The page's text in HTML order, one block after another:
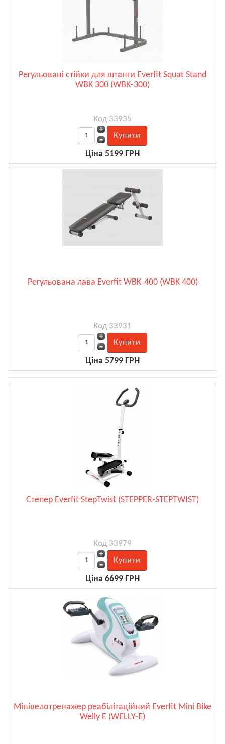
Регульовані стійки для штанги Everfit Squat Stand
WBK 300 (WBK-300)
Код 33935
Ціна 5199 ГРН
Регульована лава Everfit WBK-400 (WBK 400)
Код 33931
Ціна 5799 ГРН
Степер Everfit StepTwist (STEPPER-STEPTWIST)
Код 33979
Ціна 6699 ГРН
Мінівелотренажер реабілітаційний Everfit Mini Bike
Welly E (WELLY-E)